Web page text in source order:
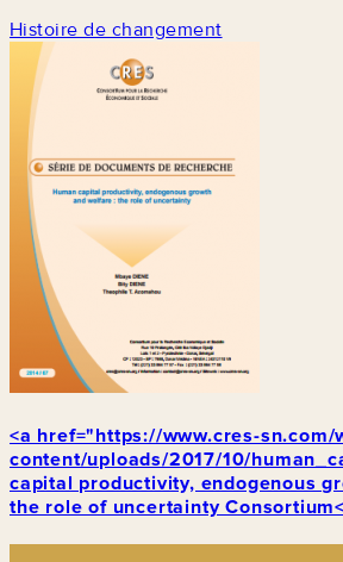
Histoire de changement
<a href="https://www.cres-sn.com/
content/uploads/2017/10/
capital productivity, endogenous
the role of uncertainty